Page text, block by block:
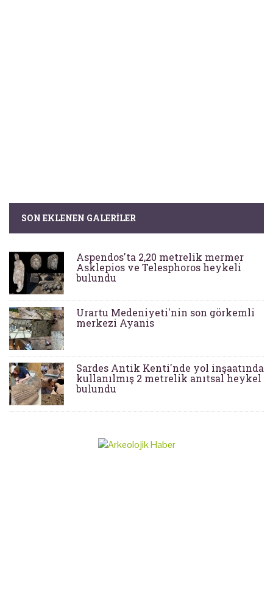
SON EKLENEN GALERILER
Aspendos'ta 2,20 metrelik mermer
Asklepios ve Telesphoros heykeli
bulundu
Urartu Medeniyeti'nin son görkemli
merkezi Ayanis
Sardes Antik Kenti'nde yol inşaatında
kullanılmış 2 metrelik anıtsal heykel
bulundu